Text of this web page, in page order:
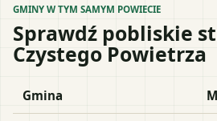
GMINY W TYM SAMYM POWIECIE
Sprawdź pobliskie
Czystego Powietrza
Gmina